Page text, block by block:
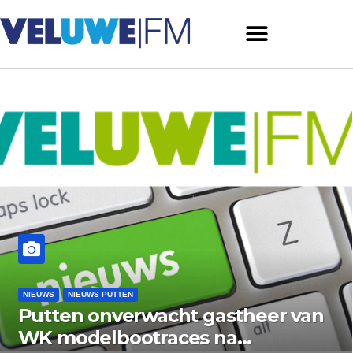
NIEUWS PUTTEN
onverwacht gastheer van
na
NIEUWS